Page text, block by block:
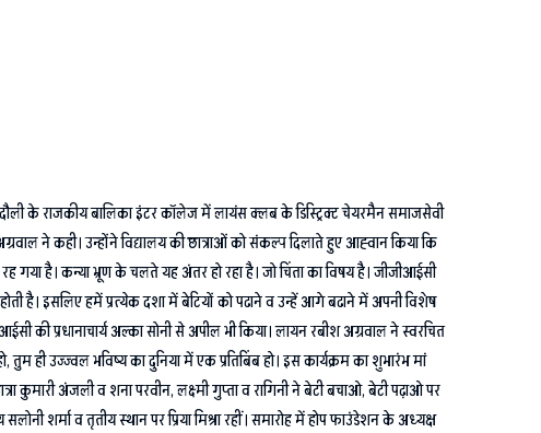
के राजकीय बालिका इंटर कॉलेज में लायंस क्लब के डिस्ट्रिक्ट चेयरमैन समाजसेवी
ने कही। उन्होंने विद्यालय की छात्राओं को संकल्प दिलाते हुए आह्वान किया कि
गया है। कन्या भ्रूण के चलते यह अंतर हो रहा है। जो चिंता का विषय है। जीजीआईसी
होती है। इसलिए हमें प्रत्येक दशा में बेटियों को पढाने व उन्हें आगे बढाने में अपनी विशेष
की प्रधानाचार्य अल्का सोनी से अपील भी किया। लायन रबीश अग्रवाल ने स्वरचित
ही उज्ज्वल भविष्य का दुनिया में एक प्रतिबिंब हो। इस कार्यक्रम का शुभारंभ मां
कुमारी अंजली व शना परवीन, लक्ष्मी गुप्ता व रागिनी ने बेटी बचाओ, बेटी पढ़ाओ पर
शर्मा व तृतीय स्थान पर प्रिया मिश्रा रहीं। समारोह में होप फाउंडेशन के अध्यक्ष